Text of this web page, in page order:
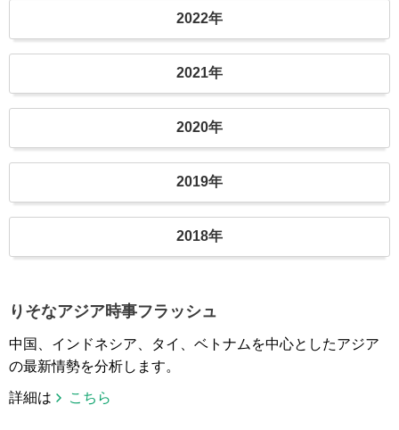
2022年
2021年
2020年
2019年
2018年
りそなアジア時事フラッシュ
中国、インドネシア、タイ、ベトナムを中心としたアジア
の最新情勢を分析します。
詳細は こちら